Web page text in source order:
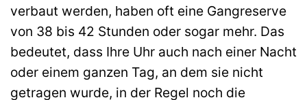
verbaut werden, haben oft eine Gangreserve
von 38 bis 42 Stunden oder sogar mehr. Das
bedeutet, dass Ihre Uhr auch nach einer Nacht
oder einem ganzen Tag, an dem sie nicht
getragen wurde, in der Regel noch die